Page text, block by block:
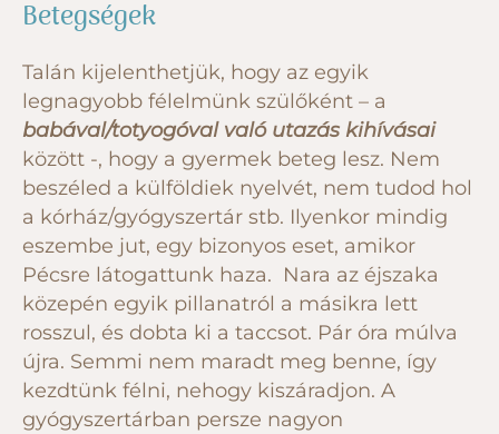
Betegségek
Talán kijelenthetjük, hogy az egyik
legnagyobb félelmünk szülőként – a
babával/totyogóval való utazás kihívásai
között -, hogy a gyermek beteg lesz. Nem
beszéled a külföldiek nyelvét, nem tudod hol
a kórház/gyógyszertár stb. Ilyenkor mindig
eszembe jut, egy bizonyos eset, amikor
Pécsre látogattunk haza. Nara az éjszaka
közepén egyik pillanatról a másikra lett
rosszul, és dobta ki a taccsot. Pár óra múlva
újra. Semmi nem maradt meg benne, így
kezdtünk félni, nehogy kiszáradjon. A
gyógyszertárban persze nagyon